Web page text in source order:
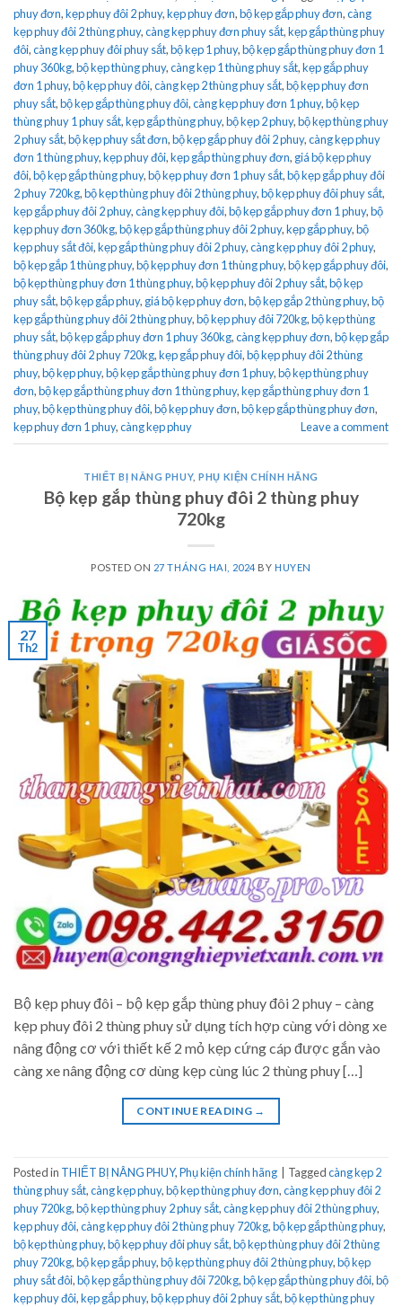
phuy đơn,kẹp phuy đôi 2 phuy,kẹp phuy đơn,bộ kẹp gắp phuy đơn,càng
kẹp phuy đôi 2 thùng phuy,càng kẹp phuy đơn phuy sắt,kẹp gắp thùng phuy
đôi,càng kẹp phuy đôi phuy sắt,bộ kẹp 1 phuy,bộ kẹp gắp thùng phuy đơn 1
phuy 360kg,bộ kẹp thùng phuy,càng kẹp 1 thùng phuy sắt,kẹp gắp phuy
đơn 1 phuy,bộ kẹp phuy đôi,càng kẹp 2 thùng phuy sắt,bộ kẹp phuy đơn
phuy sắt,bộ kẹp gắp thùng phuy đôi,càng kẹp phuy đơn 1 phuy,bộ kẹp
thùng phuy 1 phuy sắt,kẹp gắp thùng phuy,bộ kẹp 2 phuy,bộ kẹp thùng phuy
2 phuy sắt,bộ kẹp phuy sắt đơn,bộ kẹp gắp phuy đôi 2 phuy,càng kẹp phuy
đơn 1 thùng phuy,kẹp phuy đôi,kẹp gắp thùng phuy đơn, giá bộ kẹp phuy
đôi,bộ kẹp gắp thùng phuy,bộ kẹp phuy đơn 1 phuy sắt,bộ kẹp gắp phuy đôi
2 phuy 720kg,bộ kẹp thùng phuy đôi 2 thùng phuy,bộ kẹp phuy đôi phuy sắt,
kẹp gắp phuy đôi 2 phuy,càng kẹp phuy đôi,bộ kẹp gắp phuy đơn 1 phuy,bộ
kẹp phuy đơn 360kg,bộ kẹp gắp thùng phuy đôi 2 phuy,kẹp gắp phuy,bộ
kẹp phuy sắt đôi,kẹp gắp thùng phuy đôi 2 phuy,càng kẹp phuy đôi 2 phuy,
bộ kẹp gắp 1 thùng phuy,bộ kẹp phuy đơn 1 thùng phuy,bộ kẹp gắp phuy đôi,
bộ kẹp thùng phuy đơn 1 thùng phuy,bộ kẹp phuy đôi 2 phuy sắt,bộ kẹp
phuy sắt,bộ kẹp gắp phuy, giá bộ kẹp phuy đơn,bộ kẹp gắp 2 thùng phuy,bộ
kẹp gắp thùng phuy đôi 2 thùng phuy,bộ kẹp phuy đôi 720kg,bộ kẹp thùng
phuy sắt,bộ kẹp gắp phuy đơn 1 phuy 360kg,càng kẹp phuy đơn,bộ kẹp gắp
thùng phuy đôi 2 phuy 720kg,kẹp gắp phuy đôi,bộ kẹp phuy đôi 2 thùng
phuy,bộ kẹp phuy,bộ kẹp gắp thùng phuy đơn 1 phuy,bộ kẹp thùng phuy
đơn,bộ kẹp gắp thùng phuy đơn 1 thùng phuy,kẹp gắp thùng phuy đơn 1
phuy,bộ kẹp thùng phuy đôi,bộ kẹp phuy đơn,bộ kẹp gắp thùng phuy đơn,
kẹp phuy đơn 1 phuy,càng kẹp phuy Leave a comment
THIẾT BỊ NÂNG PHUY,PHỤ KIỆN CHÍNH HÃNG
Bộ kẹp gắp thùng phuy đôi 2 thùng phuy
720kg
POSTED ON 27 THÁNG HAI, 2024 BYHUYEN
27
Th2
Bộ kẹp phuy đôi – bộ kẹp gắp thùng phuy đôi 2 phuy – càng
kẹp phuy đôi 2 thùng phuy sử dụng tích hợp cùng với dòng xe
nâng động cơ với thiết kế 2 mỏ kẹp cứng cáp được gắn vào
càng xe nâng động cơ dùng kẹp cùng lúc 2 thùng phuy […]
CONTINUE READING →
Posted in THIẾT BỊ NÂNG PHUY,Phụ kiện chính hãng Taggedcàng kẹp 2
thùng phuy sắt,càng kẹp phuy,bộ kẹp thùng phuy đơn,càng kẹp phuy đôi 2
phuy 720kg,bộ kẹp thùng phuy 2 phuy sắt,càng kẹp phuy đôi 2 thùng phuy,
kẹp phuy đôi,càng kẹp phuy đôi 2 thùng phuy 720kg,bộ kẹp gắp thùng phuy,
bộ kẹp thùng phuy,bộ kẹp phuy đôi phuy sắt,bộ kẹp thùng phuy đôi 2 thùng
phuy 720kg,bộ kẹp gắp phuy,bộ kẹp thùng phuy đôi 2 thùng phuy,bộ kẹp
phuy sắt đôi,bộ kẹp gắp thùng phuy đôi 720kg,bộ kẹp gắp thùng phuy đôi,bộ
kẹp phuy đôi,kẹp gắp phuy,bộ kẹp phuy đôi 2 phuy sắt,bộ kẹp thùng phuy